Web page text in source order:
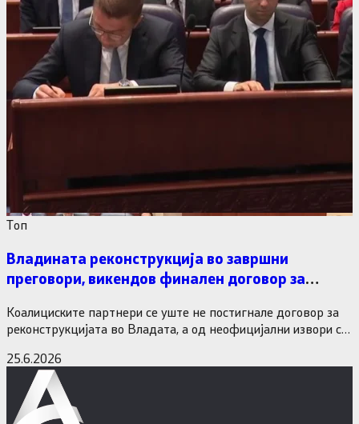
Tоп
Владината реконструкција во завршни
преговори, викендов финален договор за
Коалициските партнери се уште не постигнале договор за
реконструкцијата во Владата, а од неофицијални извори се
25.6.2026